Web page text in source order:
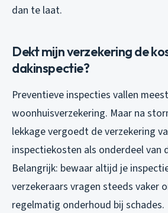
dan te laat.
Dekt mijn verzekering de
dakinspectie?
Preventieve inspecties vallen
woonhuisverzekering. Maar na
lekkage vergoedt de verzekering
inspectiekosten als onderdeel van
Belangrijk: bewaar altijd je
verzekeraars vragen steeds vaker
regelmatig onderhoud bij schades.